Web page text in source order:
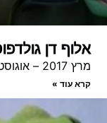
אלוף דן
מרץ 2017 – אוגוסט 2019
קרא עוד »